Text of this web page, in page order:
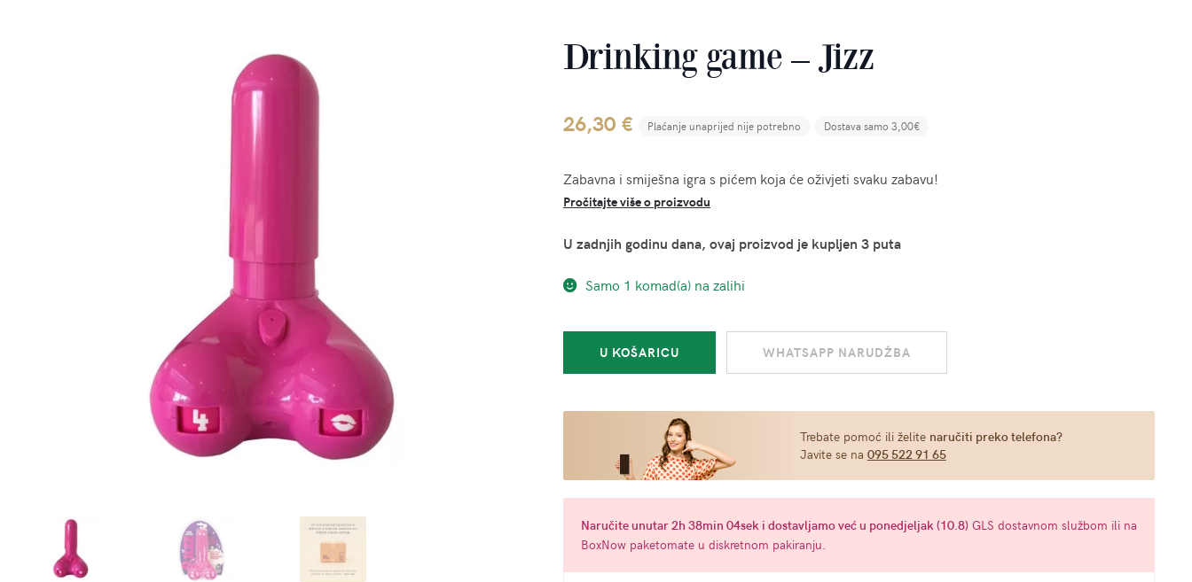
Drinking game – Jizz
26,30 € Plaćanje unaprijed nije potrebno Dostava samo 3,00€
Zabavna i smiješna igra s pićem koja će oživjeti svaku zabavu!
Pročitajte više o proizvodu
U zadnjih godinu dana, ovaj proizvod je kupljen 3 puta
Samo 1 komad(a) na zalihi
Jizz
U KOŠARICU WHATSAPP NARUDŽBA
Trebate pomoć ili želite naručiti preko telefona?
Javite se na 095 522 91 65
Naručiteunutar 2h 38min 03sek i dostavljamo već u ponedjeljak (10.8) GLS dostavnom službom ili na
BoxNow paketomate u diskretnom pakiranju.